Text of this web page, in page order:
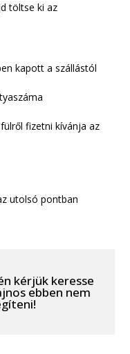
töltse ki az
kapott a szállástól
fizetni kívánja az
utolsó pontban
kérjük keresse
ebben nem